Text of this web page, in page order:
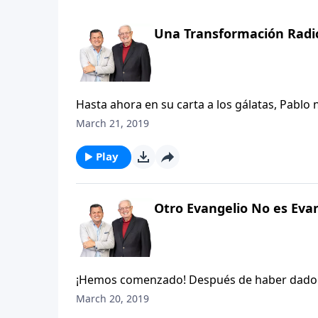
Una Transformación
Hasta ahora en su carta a los gálatas,
por el cual todas las opiniones humanas
mano caducado sin ninguna autoridad
evidentemente sostenían los falsos
March 21, 2019
Play
Otro Evangelio No es
¡Hemos comenzado! Después de haber
estudiar esta carta versículo por versículo.
March 20, 2019